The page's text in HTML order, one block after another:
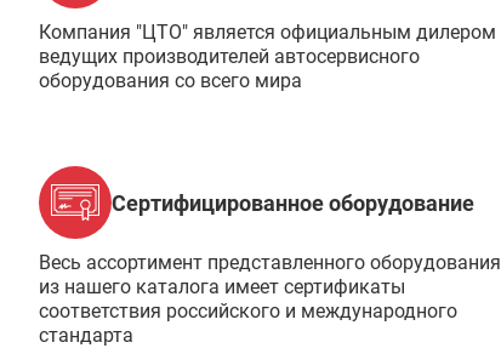
Компания "ЦТО" является официальным дилером
ведущих производителей автосервисного
оборудования со всего мира
Сертифицированное оборудование
Весь ассортимент представленного оборудования
из нашего каталога имеет сертификаты
соответствия российского и международного
стандарта